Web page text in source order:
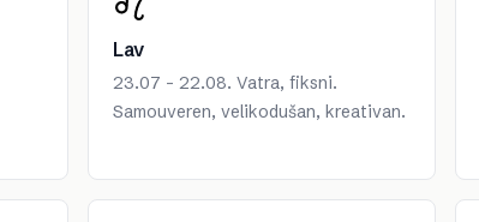
Lav
23.07 - 22.08. Vatra, fiksni.
Samouveren, velikodušan, kreativan.